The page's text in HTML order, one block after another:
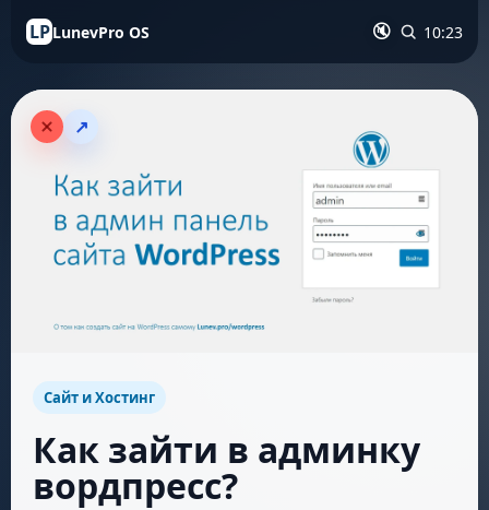
LPLunevPro OS 🔇 10:23
↗
Сайт и Хостинг
Как зайти в админку
вордпресс?